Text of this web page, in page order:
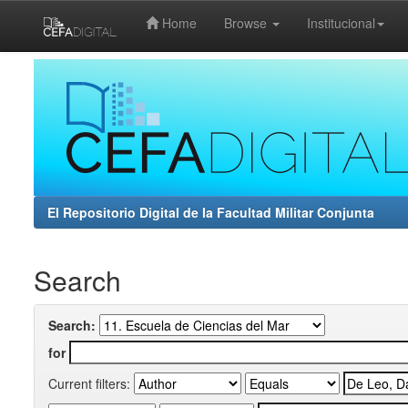
Home Browse Institucional
El Repositorio Digital de la Facultad Militar Conjunta
Search
Search:
for
Current filters: